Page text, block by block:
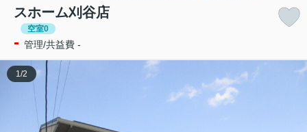
スホーム刈谷店
空室0
- 管理/共益費 -
1/2